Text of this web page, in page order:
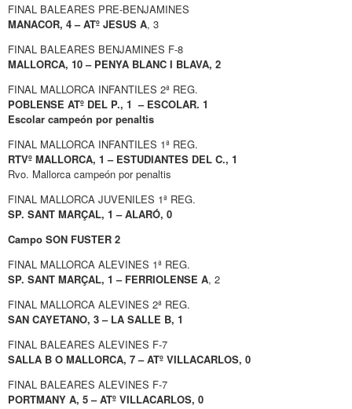
FINAL BALEARES PRE-BENJAMINES
MANACOR, 4 – ATº JESUS A, 3
FINAL BALEARES BENJAMINES F-8
MALLORCA, 10 – PENYA BLANC I BLAVA, 2
FINAL MALLORCA INFANTILES 2ª REG.
POBLENSE ATº DEL P., 1 – ESCOLAR. 1
Escolar campeón por penaltis
FINAL MALLORCA INFANTILES 1ª REG.
RTVº MALLORCA, 1 – ESTUDIANTES DEL C., 1
Rvo. Mallorca campeón por penaltis
FINAL MALLORCA JUVENILES 1ª REG.
SP. SANT MARÇAL, 1 – ALARÓ, 0
Campo SON FUSTER 2
FINAL MALLORCA ALEVINES 1ª REG.
SP. SANT MARÇAL, 1 – FERRIOLENSE A, 2
FINAL MALLORCA ALEVINES 2ª REG.
SAN CAYETANO, 3 – LA SALLE B, 1
FINAL BALEARES ALEVINES F-7
SALLA B O MALLORCA, 7 – ATº VILLACARLOS, 0
FINAL BALEARES ALEVINES F-7
PORTMANY A, 5 – ATº VILLACARLOS, 0